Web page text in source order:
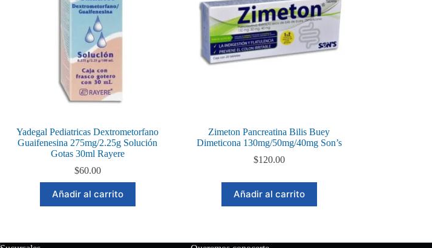
Yadegal Pediatricas Dextrometorfano
Guaifenesina 275mg/2.25g Solución
Gotas 30ml Rayere
$60.00
Añadir al carrito
Zimeton Pancreatina Bilis Buey
Dimeticona 130mg/50mg/40mg Son’s
$120.00
Añadir al carrito